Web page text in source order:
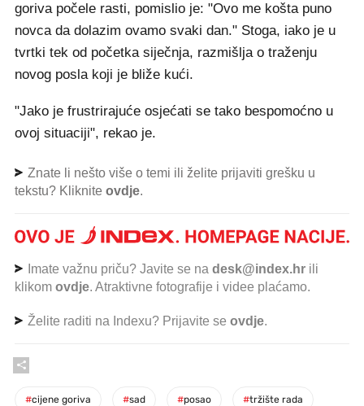
goriva počele rasti, pomislio je: "Ovo me košta puno
novca da dolazim ovamo svaki dan." Stoga, iako je u
tvrtki tek od početka siječnja, razmišlja o traženju
novog posla koji je bliže kući.
"Jako je frustrirajuće osjećati se tako bespomoćno u
ovoj situaciji", rekao je.
Znate li nešto više o temi ili želite prijaviti grešku u
tekstu? Kliknite ovdje.
Imate važnu priču? Javite se na desk@index.hr ili
klikom ovdje. Atraktivne fotografije i videe plaćamo.
Želite raditi na Indexu? Prijavite se ovdje.
#cijene goriva #sad #posao #tržište rada